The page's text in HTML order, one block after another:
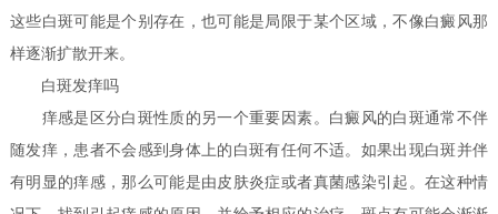
这些白斑可能是个别存在，也可能是局限于某个区域，不像白癜风那
样逐渐扩散开来。
白斑发痒吗
痒感是区分白斑性质的另一个重要因素。白癜风的白斑通常不伴
随发痒，患者不会感到身体上的白斑有任何不适。如果出现白斑并伴
有明显的痒感，那么可能是由皮肤炎症或者真菌感染引起。在这种情